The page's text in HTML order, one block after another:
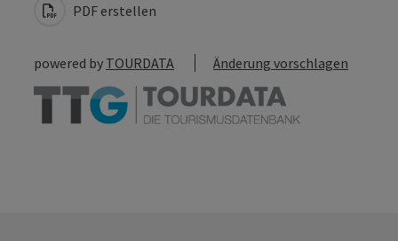
PDF erstellen
powered by TOURDATA Änderung vorschlagen